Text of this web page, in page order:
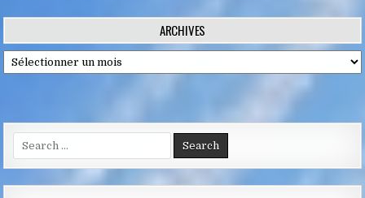
de
l’article ARCHIVES
Archives
for: